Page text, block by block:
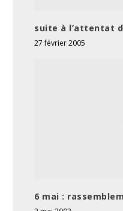
suite à l’attentat
27 février 2005
6 mai :